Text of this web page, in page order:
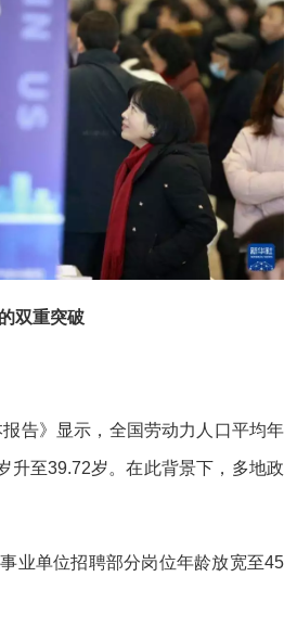
双重突破
告》显示，全国劳动力人口平均年
升至39.72岁。在此背景下，多地政
业单位招聘部分岗位年龄放宽至45